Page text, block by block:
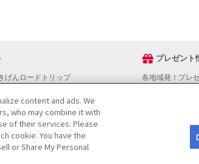
げんロードトリップ
プレゼント
各地域発！プレ
content and ads. We
who may combine it with
of their services. Please
cookie. You have the
or Share My Personal